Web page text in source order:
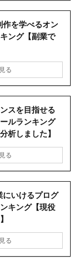
作を学べるオン
ング【副業で
る
スを目指せる
ルランキング
析しました】
る
いけるプログ
キング【現役
る